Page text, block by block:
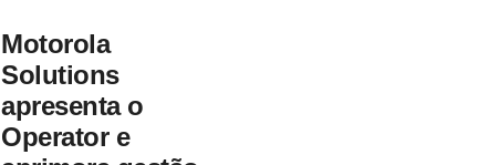
Motorola
Solutions
apresenta o
Operator e